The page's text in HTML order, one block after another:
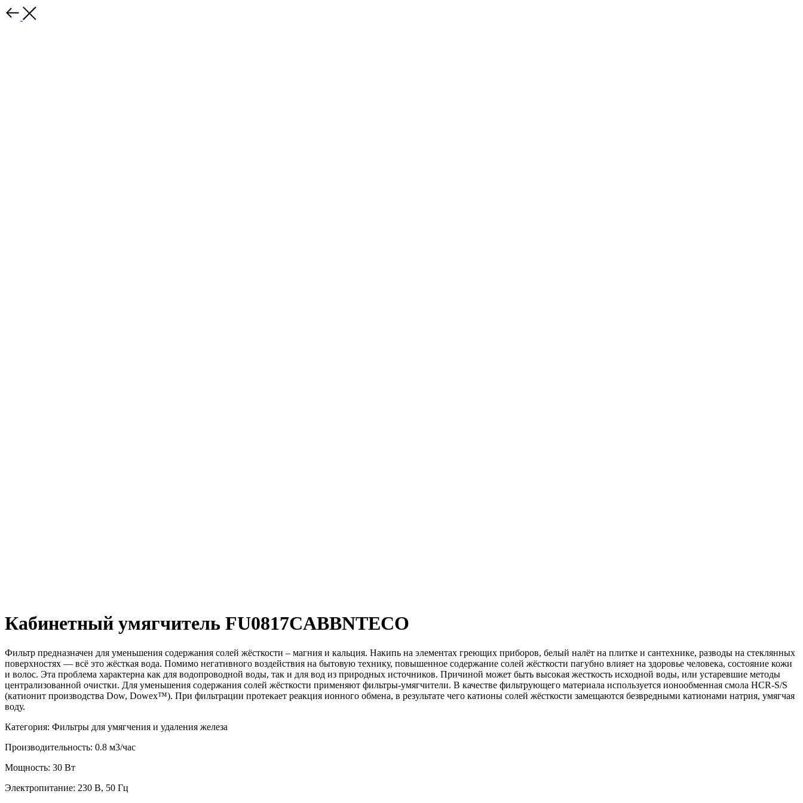
Кабинетный умягчитель FU0817CABBNTECO
Фильтр предназначен для уменьшения содержания солей жёсткости – магния и кальция. Накипь на элементах греющих приборов, белый налёт на плитке и сантехнике, разводы на стеклянных
поверхностях — всё это жёсткая вода. Помимо негативного воздействия на бытовую технику, повышенное содержание солей жёсткости пагубно влияет на здоровье человека, состояние кожи
и волос. Эта проблема характерна как для водопроводной воды, так и для вод из природных источников. Причиной может быть высокая жесткость исходной воды, или устаревшие методы
централизованной очистки. Для уменьшения содержания солей жёсткости применяют фильтры-умягчители. В качестве фильтрующего материала используется ионообменная смола HCR-S/S
(катионит производства Dow, Dowex™). При фильтрации протекает реакция ионного обмена, в результате чего катионы солей жёсткости замещаются безвредными катионами натрия, умягчая
воду.
Категория: Фильтры для умягчения и удаления железа
Производительность: 0.8 м3/час
Мощность: 30 Вт
Электропитание: 230 В, 50 Гц